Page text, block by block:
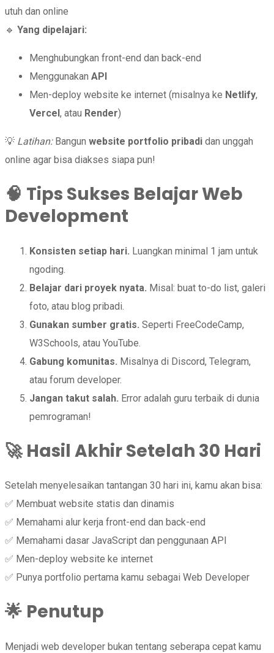
utuh dan online
🔹 Yang dipelajari:
Menghubungkan front-end dan back-end
Menggunakan API
Men-deploy website ke internet (misalnya ke Netlify,
Vercel , atau Render)
💡 Latihan:Bangun website portfolio pribadi dan unggah
online agar bisa diakses siapa pun!
🧠 Tips Sukses Belajar Web
Development
Konsisten setiap hari. Luangkan minimal 1 jam untuk
ngoding.
Belajar dari proyek nyata. Misal: buat to-do list, galeri
foto, atau blog pribadi.
Gunakan sumber gratis. Seperti FreeCodeCamp,
W3Schools, atau YouTube.
Gabung komunitas. Misalnya di Discord, Telegram,
atau forum developer.
Jangan takut salah. Error adalah guru terbaik di dunia
pemrograman!
🚀Hasil Akhir Setelah 30 Hari
Setelah menyelesaikan tantangan 30 hari ini, kamu akan bisa:
✅ Membuat website statis dan dinamis
✅ Memahami alur kerja front-end dan back-end
✅ Memahami dasar JavaScript dan penggunaan API
✅ Men-deploy website ke internet
✅ Punya portfolio pertama kamu sebagai Web Developer
🌟 Penutup
Menjadi web developer bukan tentang seberapa cepat kamu